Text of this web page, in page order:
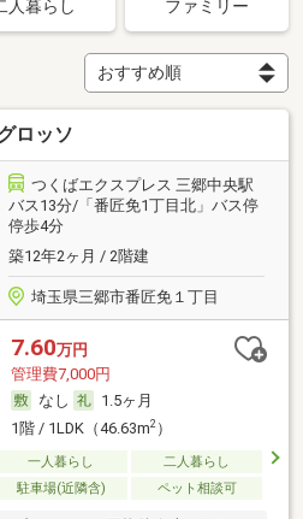
人暮らし ファミリー
ロッソ
つくばエクスプレス 三郷中央駅
バス13分/「番匠免1丁目北」バス停
停歩4分
築12年2ヶ月 / 2階建
埼玉県三郷市番匠免１丁目
7.60万円
管理費7,000円
なし
1.5ヶ月
1階 / 1LDK（46.63m2）
一人暮らし
二人暮らし
駐車場(近隣含) ペット相談可